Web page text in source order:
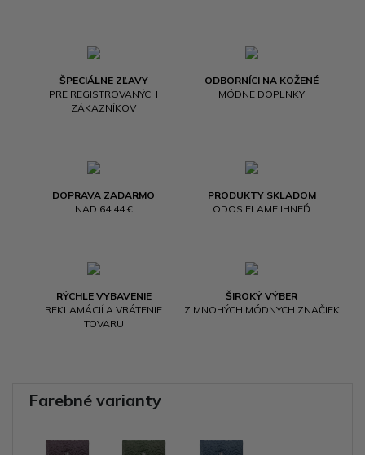
ŠPECIÁLNE ZĽAVY
PRE REGISTROVANÝCH
ZÁKAZNÍKOV
ODBORNÍCI NA KOŽENÉ
MÓDNE DOPLNKY
DOPRAVA ZADARMO
NAD 64.44 €
PRODUKTY SKLADOM
ODOSIELAME IHNEĎ
RÝCHLE VYBAVENIE
REKLAMÁCIÍ A VRÁTENIE
TOVARU
ŠIROKÝ VÝBER
Z MNOHÝCH MÓDNYCH ZNAČIEK
Farebné varianty